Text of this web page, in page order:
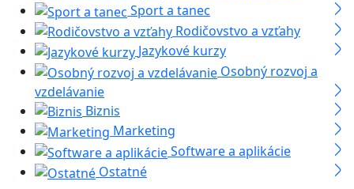
Sport a tanec
Rodičovstvo a vzťahy
Jazykové kurzy
Osobný rozvoj a
vzdelávanie
Biznis
Marketing
Software a aplikácie
Ostatné